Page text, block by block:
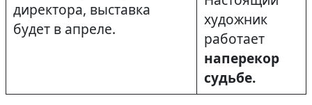
директора, выставка
будет в апреле.
художник
работает
наперекор
судьбе.